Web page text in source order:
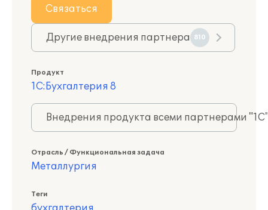
Связаться
Другие внедрения партнера 810
Продукт
1С:Бухгалтерия 8
Внедрения продукта всеми партнерами
Отрасль / Функциональная задача
Металлургия
Теги